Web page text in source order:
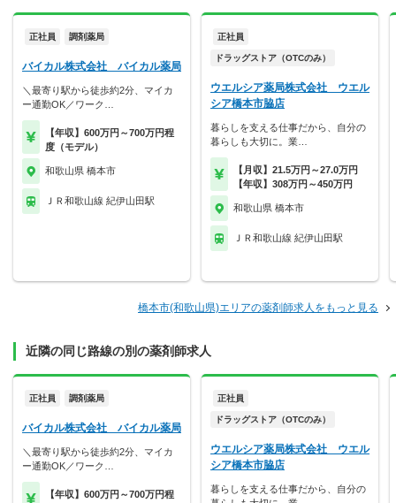
正社員 調剤薬局
バイカル株式会社 バイカル薬局
＼最寄り駅から徒歩約2分、マイカ
ー通勤OK／ワーク…
【年収】600万円～700万円程
度（モデル）
和歌山県 橋本市
ＪＲ和歌山線 紀伊山田駅
正社員
ドラッグストア（OTCのみ）
ウエルシア薬局株式会社 ウエル
シア橋本市脇店
暮らしを支える仕事だから、自分の
暮らしも大切に。業…
【月収】21.5万円～27.0万円
【年収】308万円～450万円
和歌山県 橋本市
ＪＲ和歌山線 紀伊山田駅
橋本市(和歌山県)エリアの薬剤師求人をもっと見る
近隣の同じ路線の別の薬剤師求人
正社員 調剤薬局
バイカル株式会社 バイカル薬局
＼最寄り駅から徒歩約2分、マイカ
ー通勤OK／ワーク…
【年収】600万円～700万円程
正社員
ドラッグストア（OTCのみ）
ウエルシア薬局株式会社 ウエル
シア橋本市脇店
暮らしを支える仕事だから、自分の